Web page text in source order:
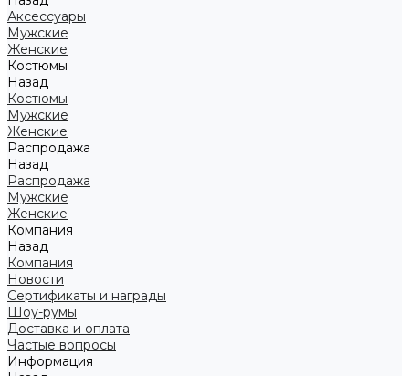
Аксессуары
Мужские
Женские
Костюмы
Назад
Костюмы
Мужские
Женские
Распродажа
Назад
Распродажа
Мужские
Женские
Компания
Назад
Компания
Новости
Сертификаты и награды
Шоу-румы
Доставка и оплата
Частые вопросы
Информация